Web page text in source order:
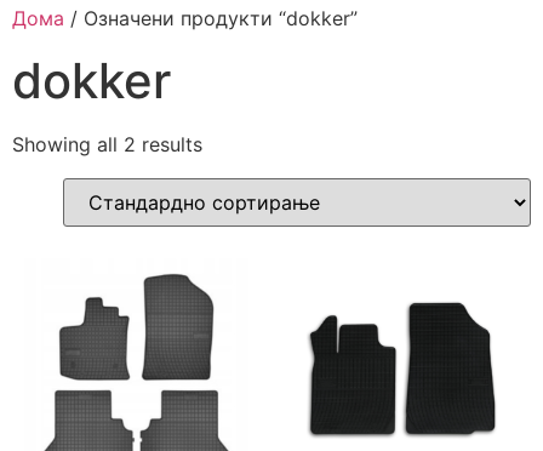
Дома / Означени продукти “dokker”
dokker
Showing all 2 results